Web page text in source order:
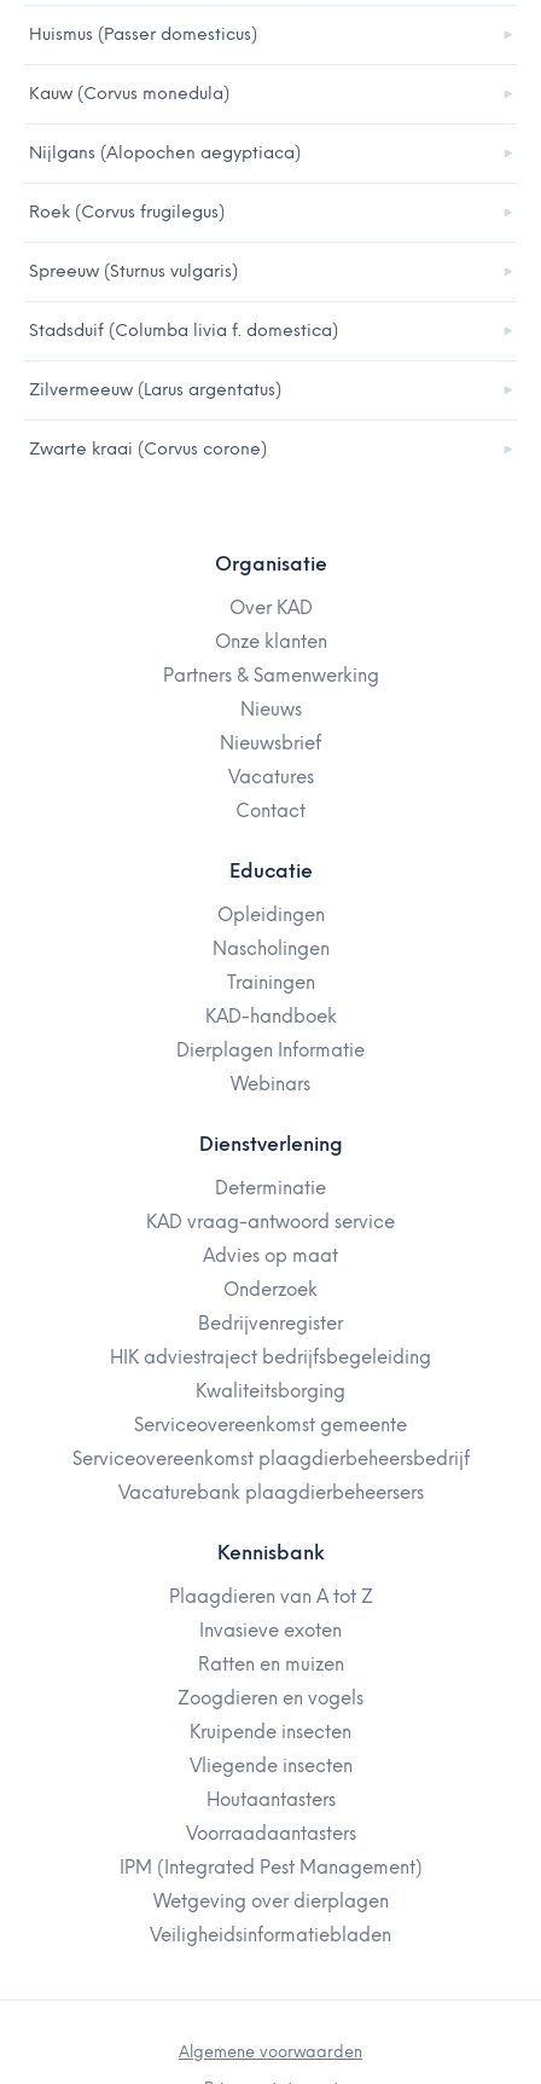
Huismus (Passer domesticus)
Kauw (Corvus monedula)
Nijlgans (Alopochen aegyptiaca)
Roek (Corvus frugilegus)
Spreeuw (Sturnus vulgaris)
Stadsduif (Columba livia f. domestica)
Zilvermeeuw (Larus argentatus)
Zwarte kraai (Corvus corone)
Organisatie
Over KAD
Onze klanten
Partners & Samenwerking
Nieuws
Nieuwsbrief
Vacatures
Contact
Educatie
Opleidingen
Nascholingen
Trainingen
KAD-handboek
Dierplagen Informatie
Webinars
Dienstverlening
Determinatie
KAD vraag-antwoord service
Advies op maat
Onderzoek
Bedrijvenregister
HIK adviestraject bedrijfsbegeleiding
Kwaliteitsborging
Serviceovereenkomst gemeente
Serviceovereenkomst plaagdierbeheersbedrijf
Vacaturebank plaagdierbeheersers
Kennisbank
Plaagdieren van A tot Z
Invasieve exoten
Ratten en muizen
Zoogdieren en vogels
Kruipende insecten
Vliegende insecten
Houtaantasters
Voorraadaantasters
IPM (Integrated Pest Management)
Wetgeving over dierplagen
Veiligheidsinformatiebladen
Algemene voorwaarden